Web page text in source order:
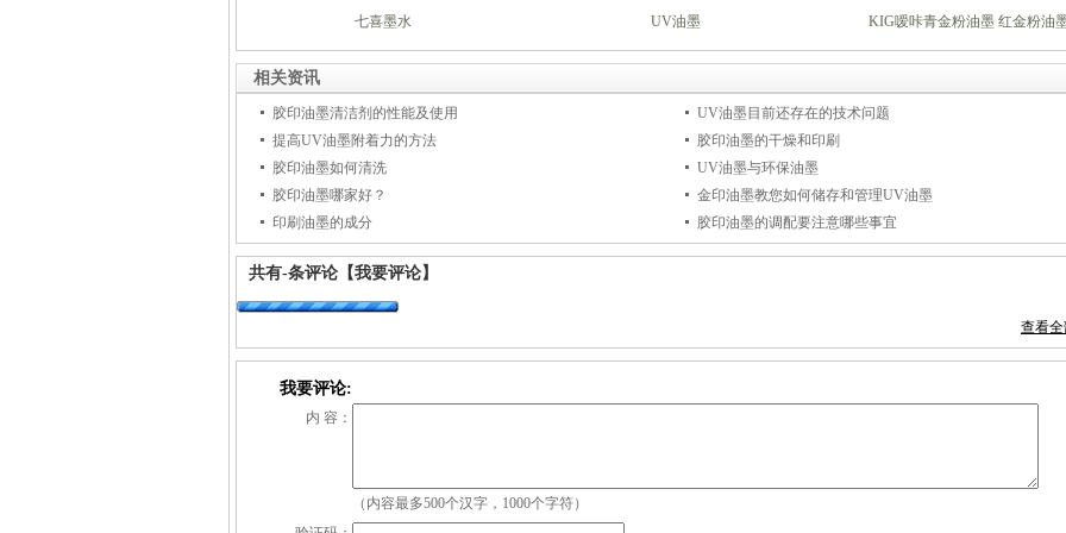
七喜墨水 UV油墨 KIG嗳咔青金粉油墨 红金粉油
相关资讯
胶印油墨清洁剂的性能及使用
UV油墨目前还存在的技术问题
提高UV油墨附着力的方法
胶印油墨的干燥和印刷
胶印油墨如何清洗
UV油墨与环保油墨
胶印油墨哪家好？
金印油墨教您如何储存和管理UV油墨
印刷油墨的成分
胶印油墨的调配要注意哪些事宜
共有-条评论 【我要评论】
查看
我要评论:
内 容：
（内容最多500个汉字，1000个字符）